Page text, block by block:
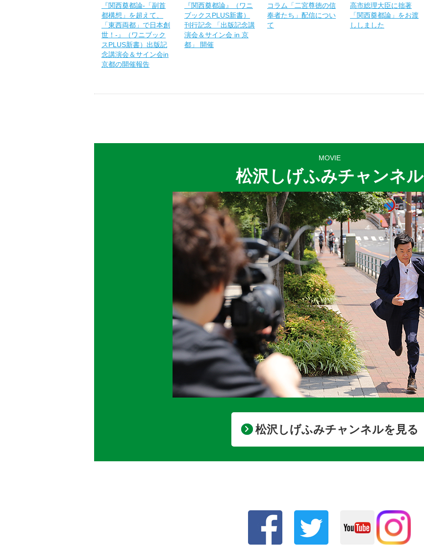
『関西奠都論-「副首
都構想」を超えて、
「東西両都」で日本創
世！-』（ワニブック
スPLUS新書）出版記
念講演会＆サイン会in
京都の開催報告
『関西奠都論』（ワニ
ブックスPLUS新書）
刊行記念 「出版記念講
演会＆サイン会 in 京
都」 開催
コラム「二宮尊徳の信
奉者たち」配信につい
て
高市総理大臣に拙著
「関西奠都論」をお渡
ししました
MOVIE
松沢しげふみチャンネル
松沢しげふみチャンネルを見る